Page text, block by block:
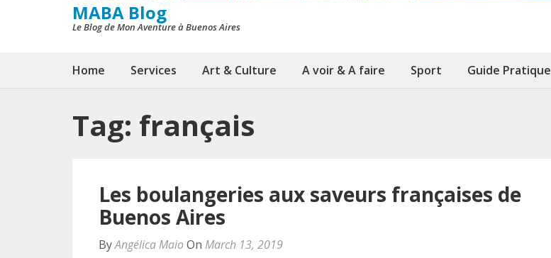
MABA Blog
Le Blog de Mon Aventure à Buenos Aires
Home Services Art & Culture A voir & A faire Sport Guide Pratique
Tag: français
Les boulangeries aux saveurs françaises de
Buenos Aires
ByAngélica Maio On March 13, 2019